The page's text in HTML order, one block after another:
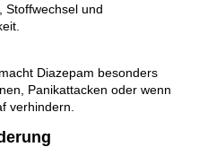
Stoffwechsel und
Diazepam besonders
Panikattacken oder wenn
verhindern.